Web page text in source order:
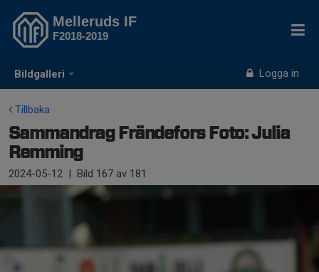
Bildgalleri Logga in
Melleruds IF
F2018-2019
Tillbaka
Sammandrag Frändefors Foto: Julia
Remming
2024-05-12 | Bild 167 av 181